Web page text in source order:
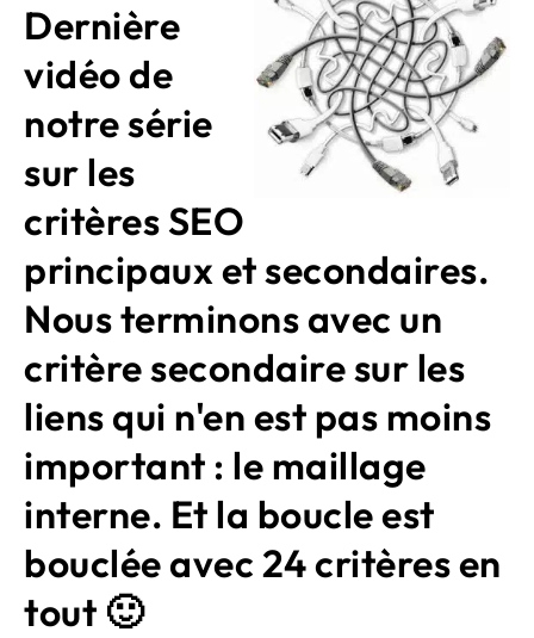
Dernière
vidéo de
notre série
sur les
critères SEO
principaux et secondaires.
Nous terminons avec un
critère secondaire sur les
liens qui n'en est pas moins
important : le maillage
interne. Et la boucle est
bouclée avec 24 critères en
tout 🙂